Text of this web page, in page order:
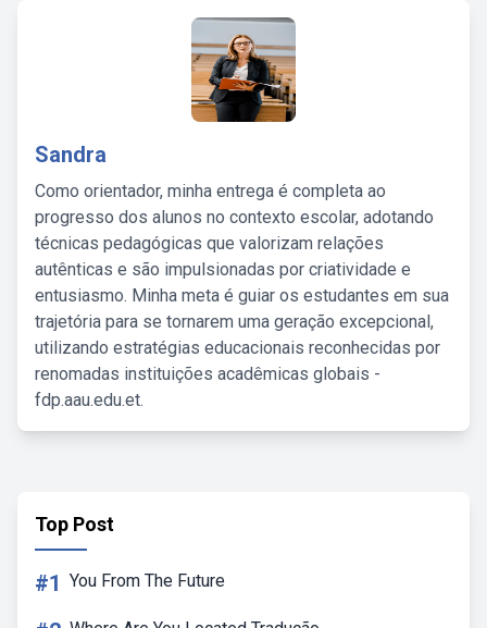
Sandra
Como orientador, minha entrega é completa ao
progresso dos alunos no contexto escolar, adotando
técnicas pedagógicas que valorizam relações
autênticas e são impulsionadas por criatividade e
entusiasmo. Minha meta é guiar os estudantes em sua
trajetória para se tornarem uma geração excepcional,
utilizando estratégias educacionais reconhecidas por
renomadas instituições acadêmicas globais -
fdp.aau.edu.et.
Top Post
#1 You From The Future